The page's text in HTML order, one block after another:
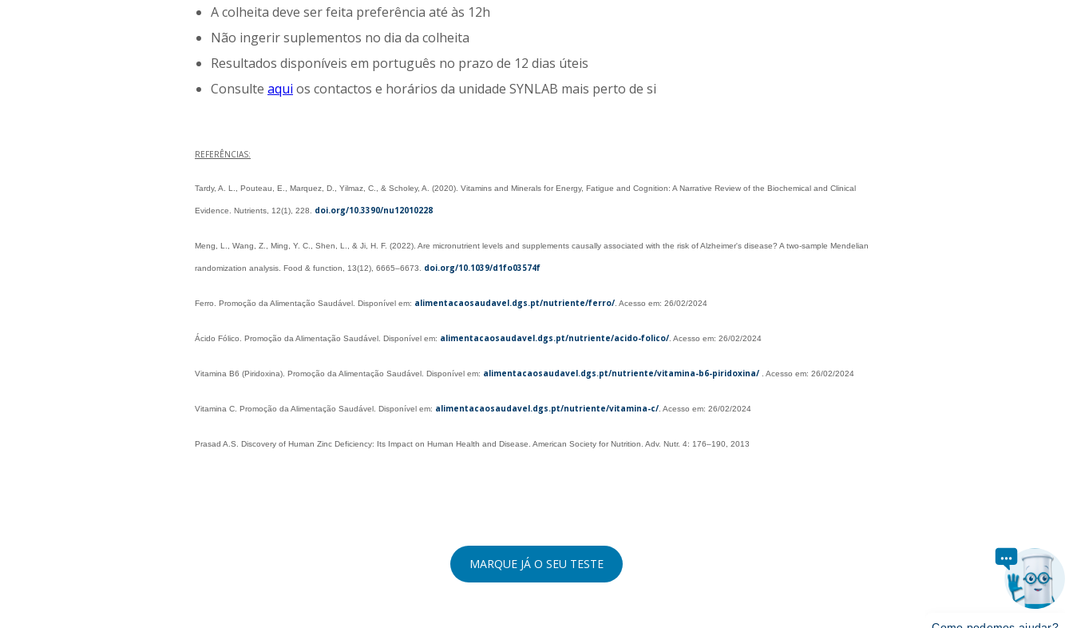
A colheita deve ser feita preferência até às 12h
Não ingerir suplementos no dia da colheita
Resultados disponíveis em português no prazo de 12 dias úteis
Consulte aqui os contactos e horários da unidade SYNLAB mais perto de si
REFERÊNCIAS:
Tardy, A. L., Pouteau, E., Marquez, D., Yilmaz, C., & Scholey, A. (2020). Vitamins and Minerals for Energy, Fatigue and Cognition: A Narrative Review of the Biochemical and Clinical
Evidence. Nutrients, 12(1), 228. doi.org/10.3390/nu12010228
Meng, L., Wang, Z., Ming, Y. C., Shen, L., & Ji, H. F. (2022). Are micronutrient levels and supplements causally associated with the risk of Alzheimer's disease? A two-sample Mendelian
randomization analysis. Food & function, 13(12), 6665–6673. doi.org/10.1039/d1fo03574f
Ferro. Promoção da Alimentação Saudável. Disponível em: alimentacaosaudavel.dgs.pt/nutriente/ferro/ . Acesso em: 26/02/2024
Ácido Fólico. Promoção da Alimentação Saudável. Disponível em: alimentacaosaudavel.dgs.pt/nutriente/acido-folico/ . Acesso em: 26/02/2024
Vitamina B6 (Piridoxina). Promoção da Alimentação Saudável. Disponível em: alimentacaosaudavel.dgs.pt/nutriente/vitamina-b6-piridoxina/ . Acesso em: 26/02/2024
Vitamina C. Promoção da Alimentação Saudável. Disponível em: alimentacaosaudavel.dgs.pt/nutriente/vitamina-c/ . Acesso em: 26/02/2024
Prasad A.S. Discovery of Human Zinc Deficiency: Its Impact on Human Health and Disease. American Society for Nutrition. Adv. Nutr. 4: 176–190, 2013
MARQUE JÁ O SEU TESTE